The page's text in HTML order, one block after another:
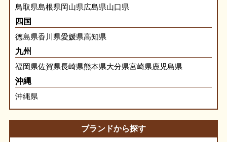
鳥取県島根県岡山県広島県山口県
四国
徳島県香川県愛媛県高知県
九州
福岡県佐賀県長崎県熊本県大分県宮崎県鹿児島県
沖縄
沖縄県
ブランドから探す